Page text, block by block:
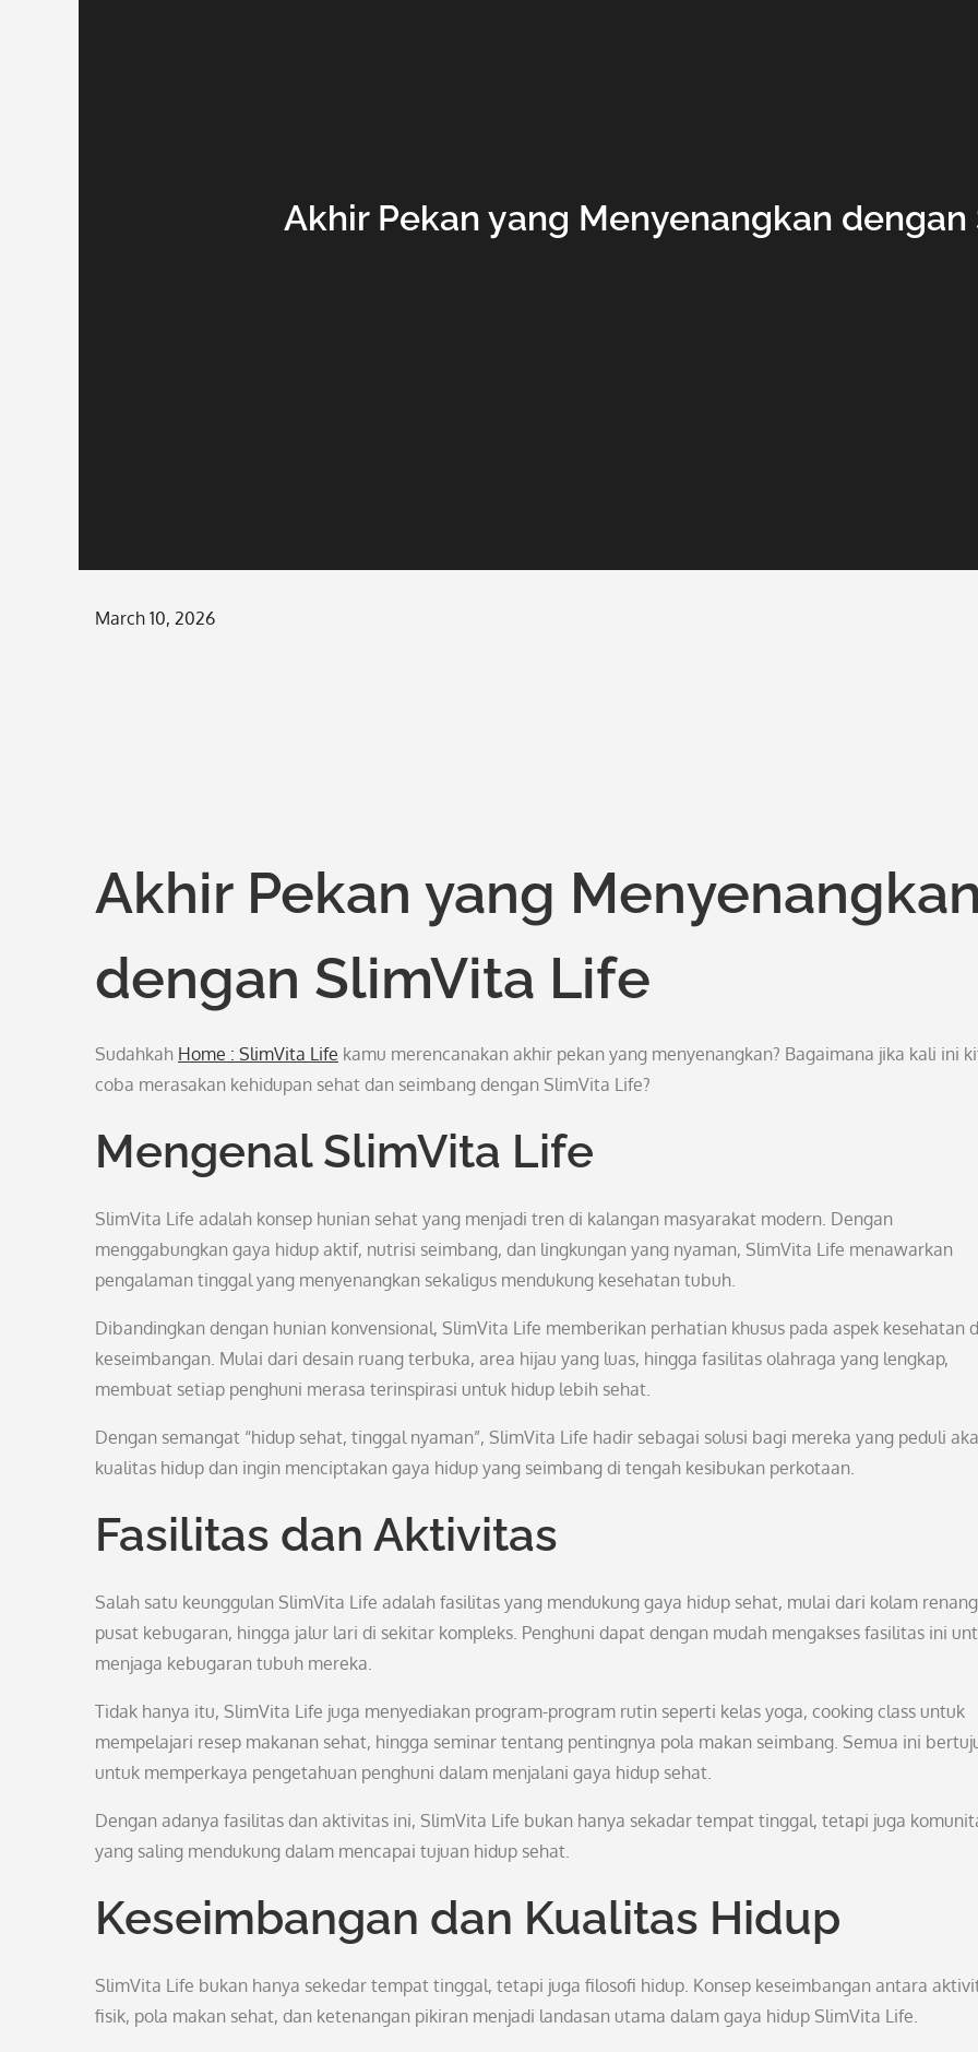
Akhir Pekan yang Menyenangkan
Posted
March 10, 2026
Akhir Pekan yang Menyenangkan
dengan SlimVita Life
Sudahkah Home : SlimVita Life kamu merencanakan akhir pekan yang menyenangkan? Bagaimana jika kali ini
coba merasakan kehidupan sehat dan seimbang dengan SlimVita Life?
Mengenal SlimVita Life
SlimVita Life adalah konsep hunian sehat yang menjadi tren di kalangan masyarakat modern. Dengan
menggabungkan gaya hidup aktif, nutrisi seimbang, dan lingkungan yang nyaman, SlimVita Life menawarkan
pengalaman tinggal yang menyenangkan sekaligus mendukung kesehatan tubuh.
Dibandingkan dengan hunian konvensional, SlimVita Life memberikan perhatian khusus pada aspek kesehatan
keseimbangan. Mulai dari desain ruang terbuka, area hijau yang luas, hingga fasilitas olahraga yang lengkap,
membuat setiap penghuni merasa terinspirasi untuk hidup lebih sehat.
Dengan semangat “hidup sehat, tinggal nyaman”, SlimVita Life hadir sebagai solusi bagi mereka yang peduli
kualitas hidup dan ingin menciptakan gaya hidup yang seimbang di tengah kesibukan perkotaan.
Fasilitas dan Aktivitas
Salah satu keunggulan SlimVita Life adalah fasilitas yang mendukung gaya hidup sehat, mulai dari kolam
pusat kebugaran, hingga jalur lari di sekitar kompleks. Penghuni dapat dengan mudah mengakses fasilitas ini
menjaga kebugaran tubuh mereka.
Tidak hanya itu, SlimVita Life juga menyediakan program-program rutin seperti kelas yoga, cooking class untuk
mempelajari resep makanan sehat, hingga seminar tentang pentingnya pola makan seimbang. Semua ini
untuk memperkaya pengetahuan penghuni dalam menjalani gaya hidup sehat.
Dengan adanya fasilitas dan aktivitas ini, SlimVita Life bukan hanya sekadar tempat tinggal, tetapi juga
yang saling mendukung dalam mencapai tujuan hidup sehat.
Keseimbangan dan Kualitas Hidup
SlimVita Life bukan hanya sekedar tempat tinggal, tetapi juga filosofi hidup. Konsep keseimbangan antara
fisik, pola makan sehat, dan ketenangan pikiran menjadi landasan utama dalam gaya hidup SlimVita Life.